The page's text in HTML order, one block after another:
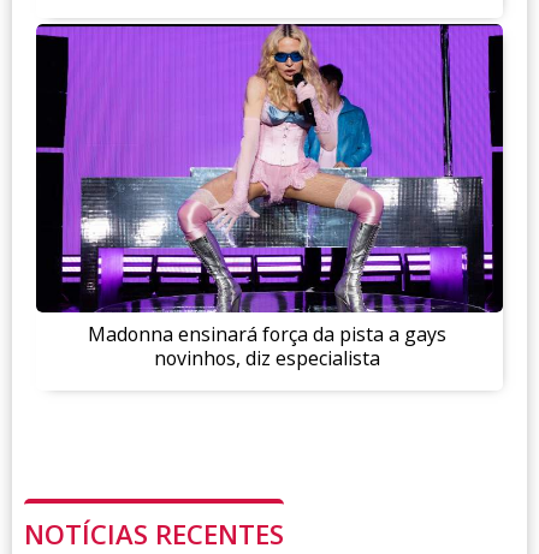
Madonna ensinará força da pista a gays
novinhos, diz especialista
NOTÍCIAS RECENTES